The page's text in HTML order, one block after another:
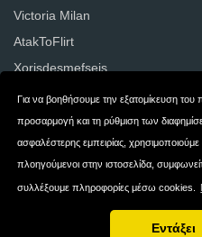
Για να βοηθήσουμε την εξατομίκευση του
προσαρμογή και τη ρύθμιση των
ασφαλέστερης εμπειρίας,
πλοηγούμενοι στην ιστοσελίδα,
συλλέξουμε πληροφορίες μέσω cookies.
Εντάξει
Victoria Milan
AtakToFlirt
Xorisdesmefseis
Επικοινωνία
Όροι και